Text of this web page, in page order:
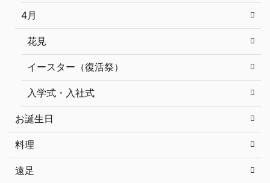
4月
花見
イースター（復活祭）
入学式・入社式
お誕生日
料理
遠足